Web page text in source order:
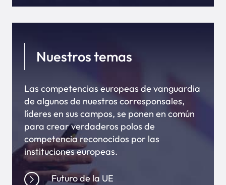
Nuestros temas
Las competencias europeas de vanguardia
de algunos de nuestros corresponsales,
líderes en sus campos, se ponen en común
para crear verdaderos polos de
competencia reconocidos por las
instituciones europeas.
Futuro de la UE